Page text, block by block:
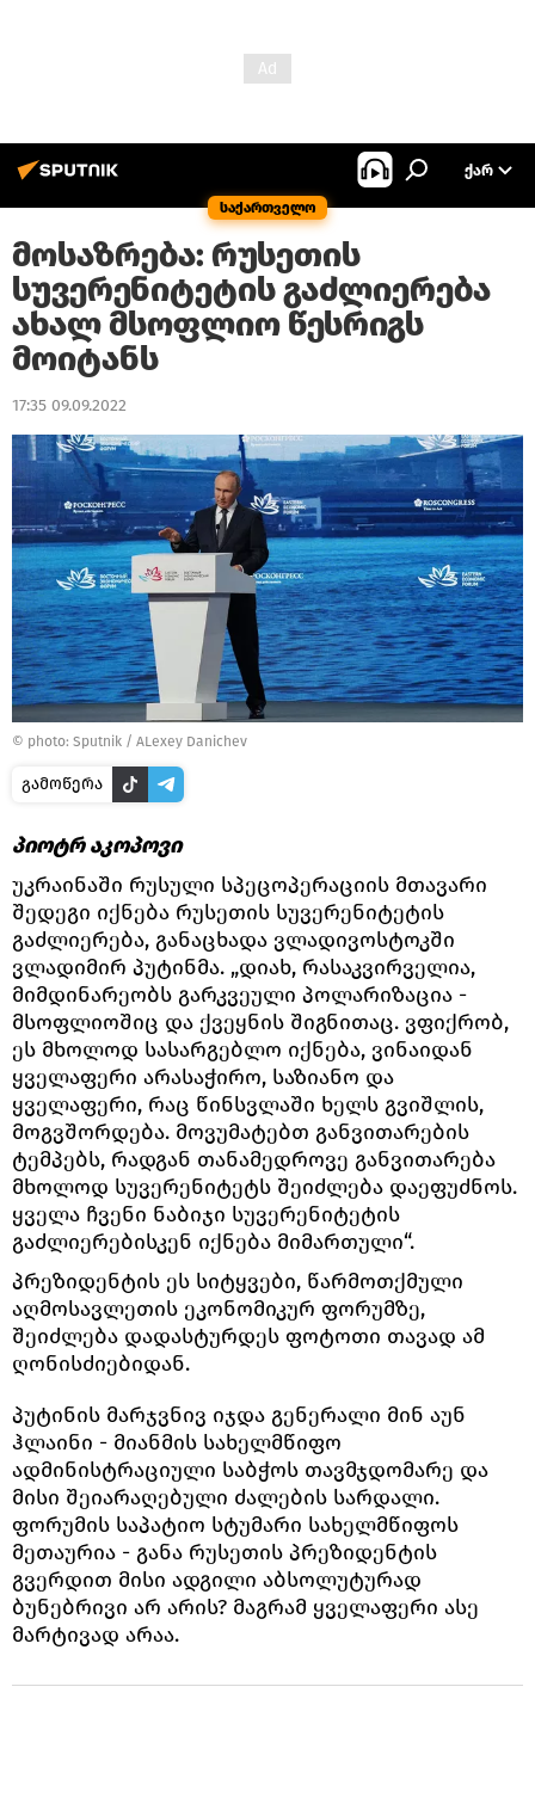
საქართველო
ᲥᲐᲠ
მოსაზრება: რუსეთის
სუვერენიტეტის გაძლიერება
ახალ მსოფლიო წესრიგს
მოიტანს
17:35 09.09.2022
© photo: Sputnik / ALexey Danichev
გამოწერა
პიოტრ აკოპოვი
უკრაინაში რუსული სპეცოპერაციის მთავარი
შედეგი იქნება რუსეთის სუვერენიტეტის
გაძლიერება, განაცხადა ვლადივოსტოკში
ვლადიმირ პუტინმა. „დიახ, რასაკვირველია,
მიმდინარეობს გარკვეული პოლარიზაცია -
მსოფლიოშიც და ქვეყნის შიგნითაც. ვფიქრობ,
ეს მხოლოდ სასარგებლო იქნება, ვინაიდან
ყველაფერი არასაჭირო, საზიანო და
ყველაფერი, რაც წინსვლაში ხელს გვიშლის,
მოგვშორდება. მოვუმატებთ განვითარების
ტემპებს, რადგან თანამედროვე განვითარება
მხოლოდ სუვერენიტეტს შეიძლება დაეფუძნოს.
ყველა ჩვენი ნაბიჯი სუვერენიტეტის
გაძლიერებისკენ იქნება მიმართული“.
პრეზიდენტის ეს სიტყვები, წარმოთქმული
აღმოსავლეთის ეკონომიკურ ფორუმზე,
შეიძლება დადასტურდეს ფოტოთი თავად ამ
ღონისძიებიდან.
პუტინის მარჯვნივ იჯდა გენერალი მინ აუნ
ჰლაინი - მიანმის სახელმწიფო
ადმინისტრაციული საბჭოს თავმჯდომარე და
მისი შეიარაღებული ძალების სარდალი.
ფორუმის საპატიო სტუმარი სახელმწიფოს
მეთაურია - განა რუსეთის პრეზიდენტის
გვერდით მისი ადგილი აბსოლუტურად
ბუნებრივი არ არის? მაგრამ ყველაფერი ასე
მარტივად არაა.